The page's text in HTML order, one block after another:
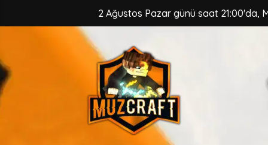
2 Ağustos Pazar günü saat 21:00'da,